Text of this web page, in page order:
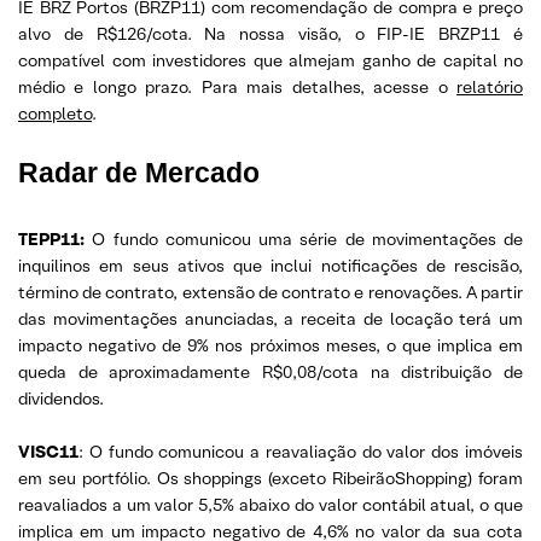
IE BRZ Portos (BRZP11) com recomendação de compra e preço
alvo de R$126/cota. Na nossa visão, o FIP-IE BRZP11 é
compatível com investidores que almejam ganho de capital no
médio e longo prazo. Para mais detalhes, acesse o relatório
completo.
Radar de Mercado
TEPP11:O fundo comunicou uma série de movimentações de
inquilinos em seus ativos que inclui notificações de rescisão,
término de contrato, extensão de contrato e renovações. A partir
das movimentações anunciadas, a receita de locação terá um
impacto negativo de 9% nos próximos meses, o que implica em
queda de aproximadamente R$0,08/cota na distribuição de
dividendos.
VISC11: O fundo comunicou a reavaliação do valor dos imóveis
em seu portfólio. Os shoppings (exceto RibeirãoShopping) foram
reavaliados a um valor 5,5% abaixo do valor contábil atual, o que
implica em um impacto negativo de 4,6% no valor da sua cota